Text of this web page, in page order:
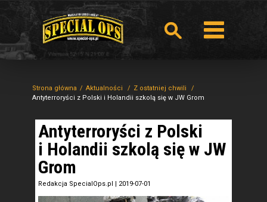
Strona główna Aktualności
Z ostatniej chwili
Antyterroryści z Polski i Holandii szkolą się w JW Grom
Antyterroryści z Polski
i Holandii szkolą się w JW
Grom
Redakcja SpecialOps.pl | 2019-07-01